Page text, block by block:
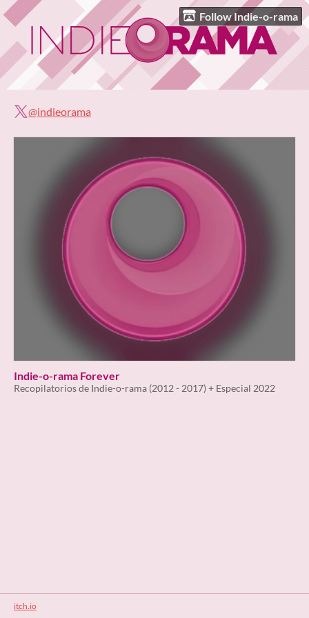
Follow Indie-o-rama
@indieorama
Indie-o-rama Forever
Recopilatorios de Indie-o-rama (2012 - 2017) + Especial 2022
itch.io